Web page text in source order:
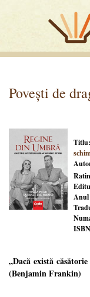
Povești de
Titlu:
Anul
„Dacă există
(Benjamin Frankin)